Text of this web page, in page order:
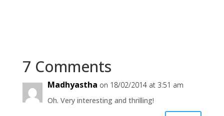
7 Comments
Madhyastha on 18/02/2014 at 3:51 am
Oh. Very interesting and thrilling!